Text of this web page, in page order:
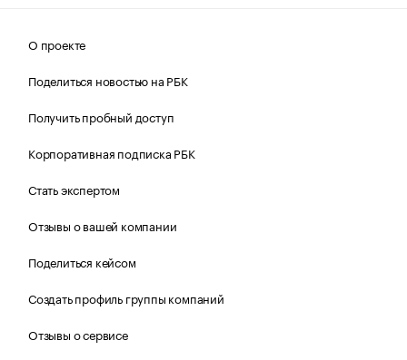
О проекте
Поделиться новостью на РБК
Получить пробный доступ
Корпоративная подписка РБК
Стать экспертом
Отзывы о вашей компании
Поделиться кейсом
Создать профиль группы компаний
Отзывы о сервисе